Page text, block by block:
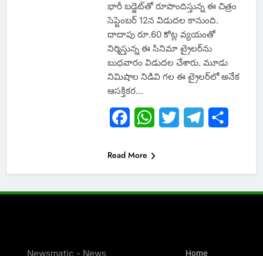
భారీ బడ్జెట్‌తో రూపొందిస్తున్న ఈ చిత్రం
సెప్టెంబర్ 12న విడుదల కానుంది.
దాదాపు రూ.60 కోట్ల వ్యయంతో
నిర్మిస్తున్న ఈ సినిమా ట్రైలర్‌ను
బుధవారం విడుదల చేశారు. మూడు
నిమిషాల నిడివి గల ఈ ట్రైలర్‌లో అనేక
ఆసక్తికర…
FacebookWhatsApp
Twitter Telegram
Read More
Newsmatic - News Home